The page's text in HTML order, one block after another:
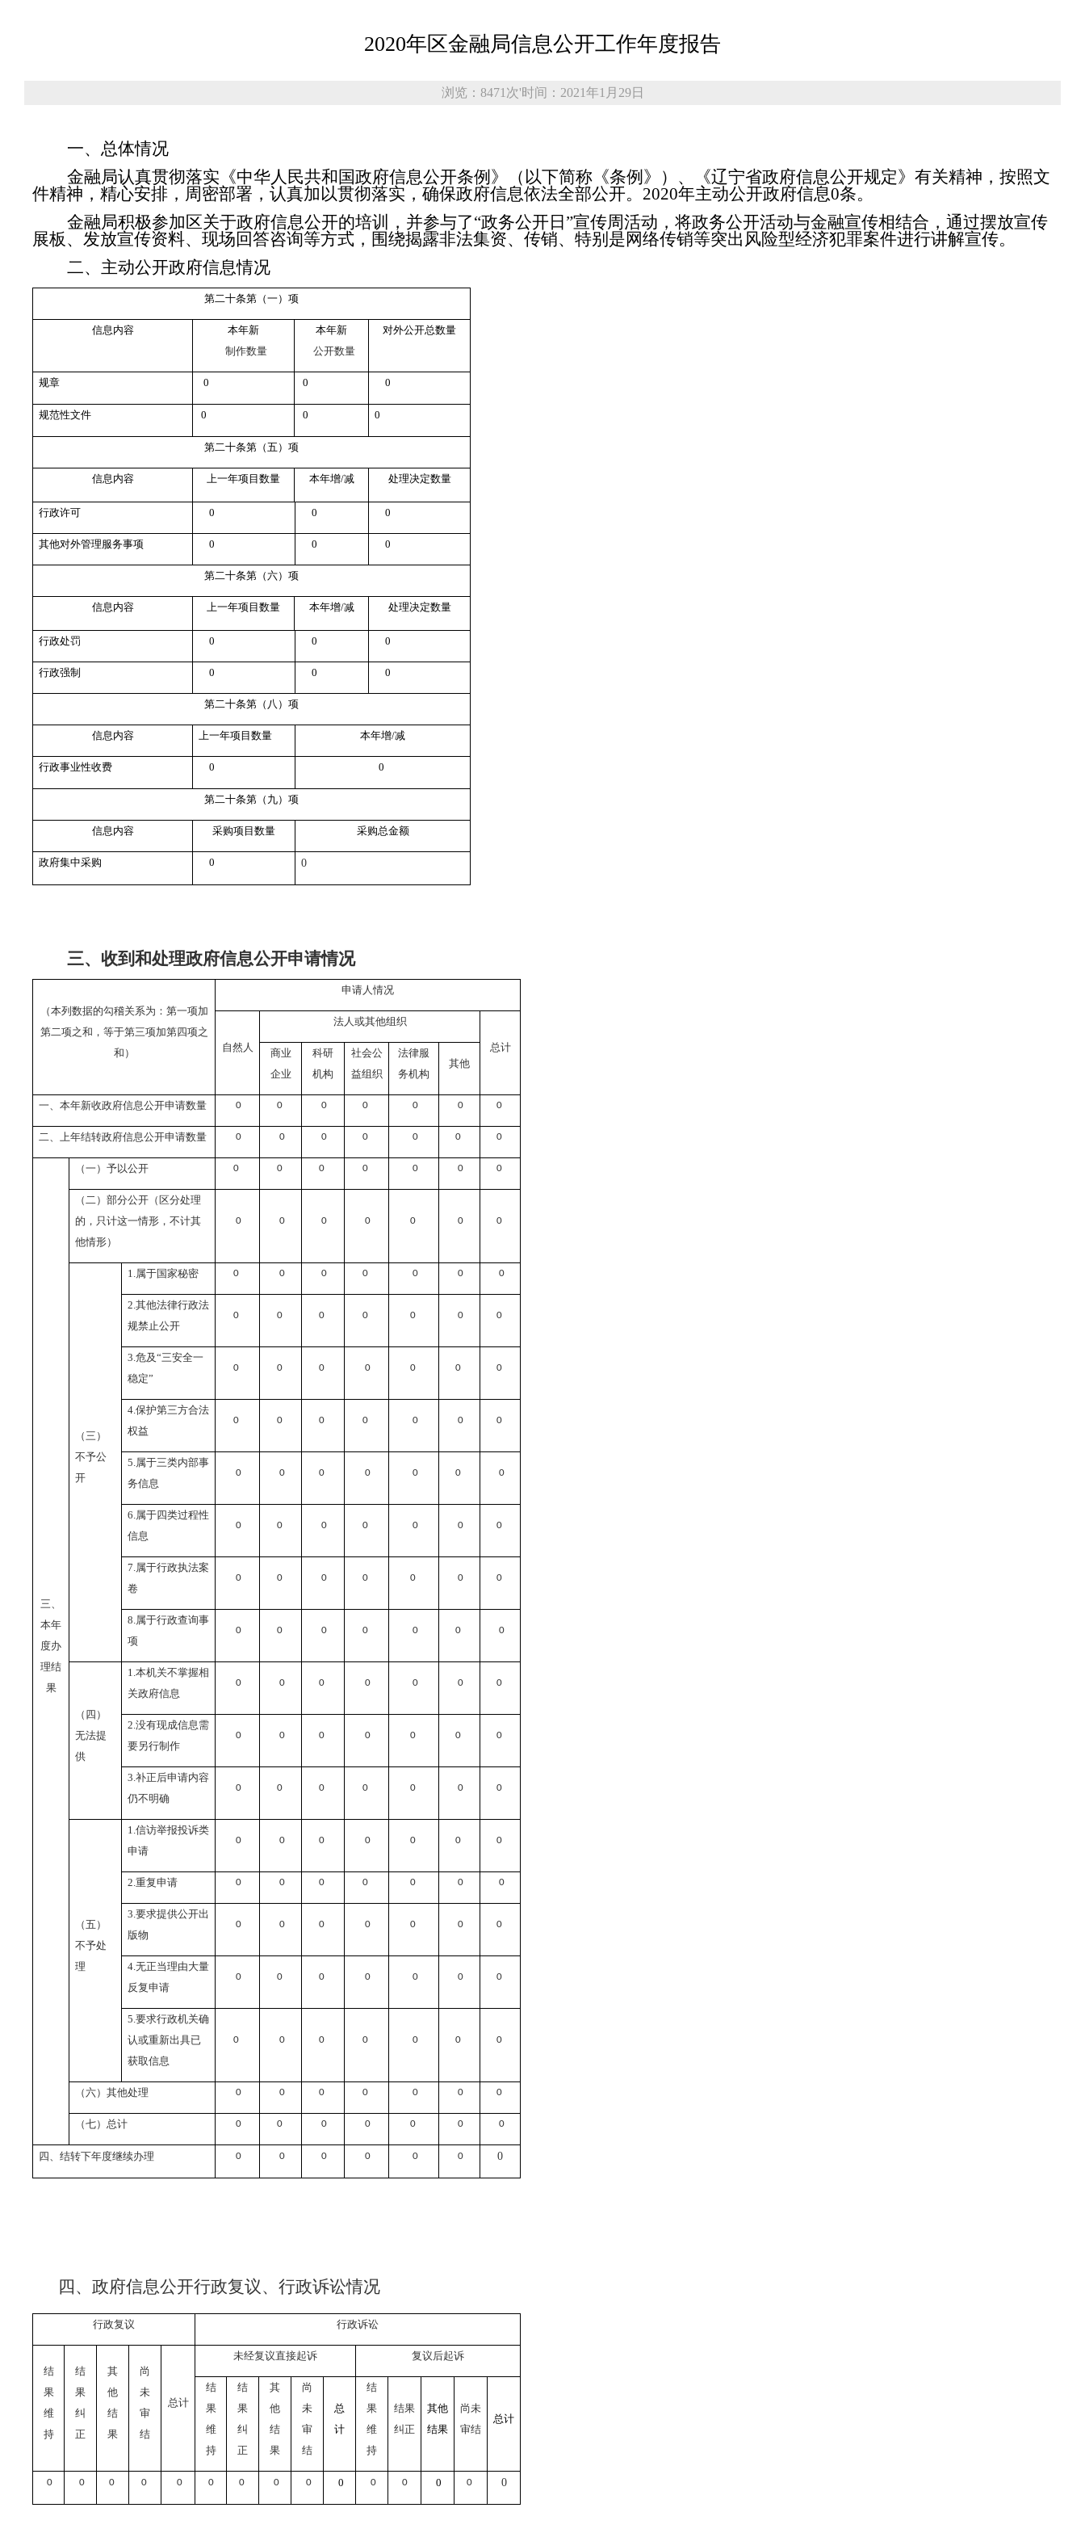
2020年区金融局信息公开工作年度报告
浏览：8471次'时间：2021年1月29日
一、总体情况
金融局认真贯彻落实《中华人民共和国政府信息公开条例》（以下简称《条例》）、《辽宁省政府信息公开规定》有关精神，按照文
件精神，精心安排，周密部署，认真加以贯彻落实，确保政府信息依法全部公开。 2020年主动公开政府信息0条。
金融局积极参加区关于政府信息公开的培训，并参与了“政务公开日 ”宣传周活动，将政务公开活动与金融宣传相结合，通过摆放宣传
展板、发放宣传资料、现场回答咨询等方式，围绕揭露非法集资、传销、特别是网络传销等突出风险型经济犯罪案件进行讲解宣传。
二、主动公开政府信息情况
第二十条第（一）项
信息内容
本年新
制作数量
本年新
公开数量
对外公开总数量
规章 0 0 0
规范性文件 0 0 0
第二十条第（五）项
信息内容 上一年项目数量 本年增/减 处理决定数量
行政许可 0 0 0
其他对外管理服务事项 0 0 0
第二十条第（六）项
信息内容 上一年项目数量 本年增/减 处理决定数量
行政处罚 0 0 0
行政强制 0 0 0
第二十条第（八）项
信息内容 上一年项目数量 本年增/减
行政事业性收费 0 0
第二十条第（九）项
信息内容 采购项目数量 采购总金额
政府集中采购 0 0
三、收到和处理政府信息公开申请情况
（本列数据的勾稽关系为：第一项加
第二项之和，等于第三项加第四项之
和）
申请人情况
自然人
法人或其他组织
总计
商业
企业
科研
机构
社会公
益组织
法律服
务机构
其他
一、本年新收政府信息公开申请数量 0 0 0 0 0 0 0
二、上年结转政府信息公开申请数量 0 0 0 0 0 0 0
三、
本年
度办
理结
果
（一）予以公开 0 0 0 0 0 0 0
（二）部分公开（区分处理
的，只计这一情形，不计其
他情形）
0 0 0 0 0 0 0
（三）
不予公
开
1.属于国家秘密 0 0 0 0 0 0 0
2.其他法律行政法
规禁止公开
0 0 0 0 0 0 0
3.危及“三安全一
稳定”
0 0 0 0 0 0 0
4.保护第三方合法
权益
0 0 0 0 0 0 0
5.属于三类内部事
务信息
0 0 0 0 0 0 0
6.属于四类过程性
信息
0 0 0 0 0 0 0
7.属于行政执法案
卷
0 0 0 0 0 0 0
8.属于行政查询事
项
0 0 0 0 0 0 0
（四）
无法提
供
1.本机关不掌握相
关政府信息
0 0 0 0 0 0 0
2.没有现成信息需
要另行制作
0 0 0 0 0 0 0
3.补正后申请内容
仍不明确
0 0 0 0 0 0 0
（五）
不予处
理
1.信访举报投诉类
申请
0 0 0 0 0 0 0
2.重复申请 0 0 0 0 0 0 0
3.要求提供公开出
版物
0 0 0 0 0 0 0
4.无正当理由大量
反复申请
0 0 0 0 0 0 0
5.要求行政机关确
认或重新出具已
获取信息
0 0 0 0 0 0 0
（六）其他处理 0 0 0 0 0 0 0
（七）总计 0 0 0 0 0 0 0
四、结转下年度继续办理 0 0 0 0 0 0 0
四、政府信息公开行政复议、行政诉讼情况
行政复议 行政诉讼
结
果
维
持
结
果
纠
正
其
他
结
果
尚
未
审
结
总计
未经复议直接起诉 复议后起诉
结
果
维
持
结
果
纠
正
其
他
结
果
尚
未
审
结
总
计
结
果
维
持
结果
纠正
其他
结果
尚未
审结
总计
0 0 0 0 0 0 0 0 0 0 0 0 0 0 0